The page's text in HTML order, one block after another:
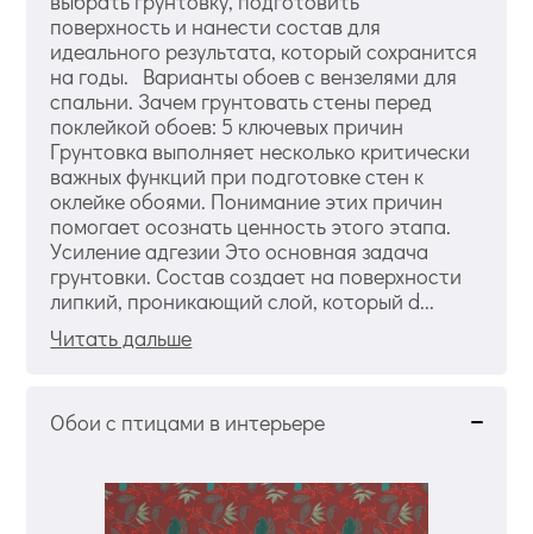
поверхность и нанести состав для
идеального результата, который сохранится
на годы. Варианты обоев с вензелями для
спальни. Зачем грунтовать стены перед
поклейкой обоев: 5 ключевых причин
Грунтовка выполняет несколько критически
важных функций при подготовке стен к
оклейке обоями. Понимание этих причин
помогает осознать ценность этого этапа.
Усиление адгезии Это основная задача
грунтовки. Состав создает на поверхности
липкий, проникающий слой, который d...
Читать дальше
Обои с птицами в интерьере